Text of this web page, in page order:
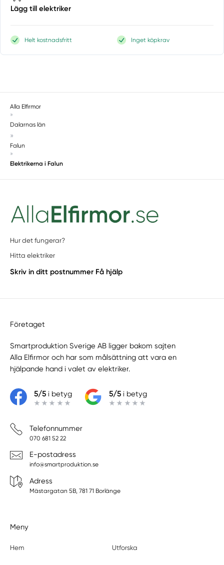
Lägg till elektriker
Helt kostnadsfritt Inget köpkrav
Alla Elfirmor
»
Dalarnas län
»
Falun
»
Elektrikerna i Falun
Hur det fungerar?
Hitta elektriker
Skriv in ditt postnummer Få hjälp
Företaget
Smartproduktion Sverige AB ligger bakom sajten
Alla Elfirmor och har som målsättning att vara en
hjälpande hand i valet av elektriker.
5/5i betyg 5/5i betyg
Telefonnummer
070 681 52 22
E-postadress
info@smartproduktion.se
Adress
Mästargatan 5B, 781 71 Borlänge
Meny
Hem Utforska